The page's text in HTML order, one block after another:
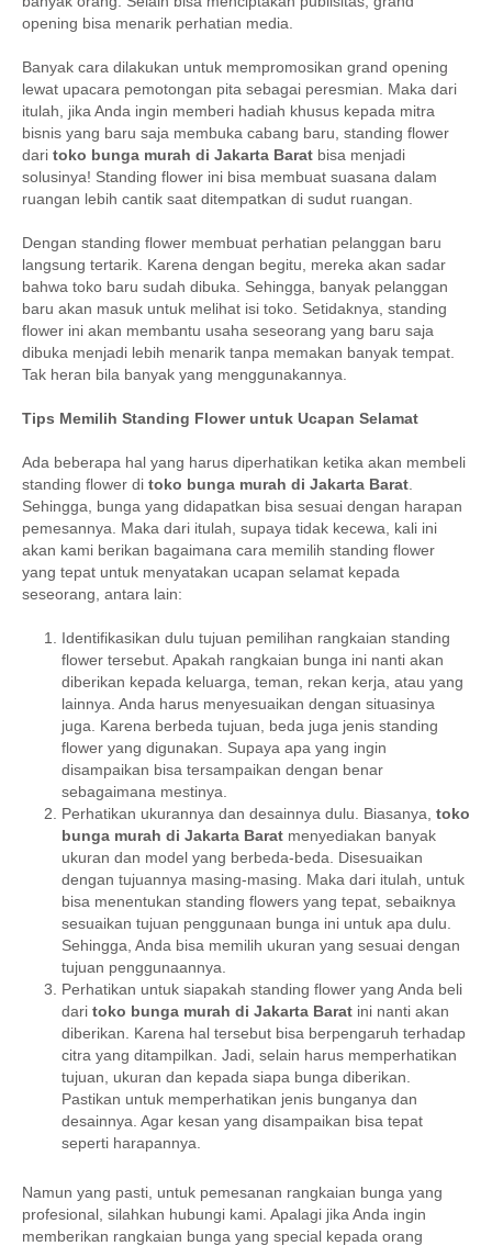
opening bisa menarik perhatian media.
Banyak cara dilakukan untuk mempromosikan grand opening
lewat upacara pemotongan pita sebagai peresmian. Maka dari
itulah, jika Anda ingin memberi hadiah khusus kepada mitra
bisnis yang baru saja membuka cabang baru, standing flower
dari toko bunga murah di Jakarta Barat bisa menjadi
solusinya! Standing flower ini bisa membuat suasana dalam
ruangan lebih cantik saat ditempatkan di sudut ruangan.
Dengan standing flower membuat perhatian pelanggan baru
langsung tertarik. Karena dengan begitu, mereka akan sadar
bahwa toko baru sudah dibuka. Sehingga, banyak pelanggan
baru akan masuk untuk melihat isi toko. Setidaknya, standing
flower ini akan membantu usaha seseorang yang baru saja
dibuka menjadi lebih menarik tanpa memakan banyak tempat.
Tak heran bila banyak yang menggunakannya.
Tips Memilih Standing Flower untuk Ucapan Selamat
Ada beberapa hal yang harus diperhatikan ketika akan membeli
standing flower di toko bunga murah di Jakarta Barat
Sehingga, bunga yang didapatkan bisa sesuai dengan harapan
pemesannya. Maka dari itulah, supaya tidak kecewa, kali ini
akan kami berikan bagaimana cara memilih standing flower
yang tepat untuk menyatakan ucapan selamat kepada
seseorang, antara lain:
Identifikasikan dulu tujuan pemilihan rangkaian standing
flower tersebut. Apakah rangkaian bunga ini nanti akan
diberikan kepada keluarga, teman, rekan kerja, atau yang
lainnya. Anda harus menyesuaikan dengan situasinya
juga. Karena berbeda tujuan, beda juga jenis standing
flower yang digunakan. Supaya apa yang ingin
disampaikan bisa tersampaikan dengan benar
sebagaimana mestinya.
Perhatikan ukurannya dan desainnya dulu. Biasanya, toko
bunga murah di Jakarta Barat menyediakan banyak
ukuran dan model yang berbeda-beda. Disesuaikan
dengan tujuannya masing-masing. Maka dari itulah, untuk
bisa menentukan standing flowers yang tepat, sebaiknya
sesuaikan tujuan penggunaan bunga ini untuk apa dulu.
Sehingga, Anda bisa memilih ukuran yang sesuai dengan
tujuan penggunaannya.
Perhatikan untuk siapakah standing flower yang Anda beli
dari toko bunga murah di Jakarta Barat ini nanti akan
diberikan. Karena hal tersebut bisa berpengaruh terhadap
citra yang ditampilkan. Jadi, selain harus memperhatikan
tujuan, ukuran dan kepada siapa bunga diberikan.
Pastikan untuk memperhatikan jenis bunganya dan
desainnya. Agar kesan yang disampaikan bisa tepat
seperti harapannya.
Namun yang pasti, untuk pemesanan rangkaian bunga yang
profesional, silahkan hubungi kami. Apalagi jika Anda ingin
memberikan rangkaian bunga yang special kepada orang